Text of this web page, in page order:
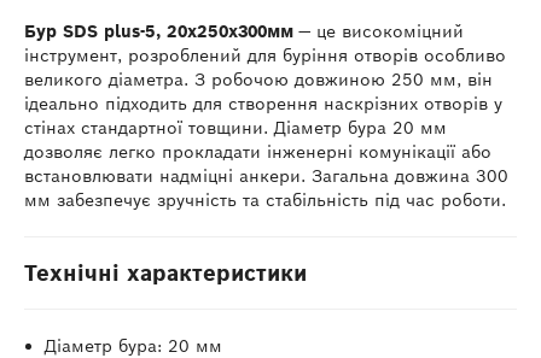
Бур SDS plus-5, 20x250x300мм — це високоміцний
інструмент, розроблений для буріння отворів особливо
великого діаметра. З робочою довжиною 250 мм, він
ідеально підходить для створення наскрізних отворів у
стінах стандартної товщини. Діаметр бура 20 мм
дозволяє легко прокладати інженерні комунікації або
встановлювати надміцні анкери. Загальна довжина 300
мм забезпечує зручність та стабільність під час роботи.
Технічні характеристики
Діаметр бура: 20 мм